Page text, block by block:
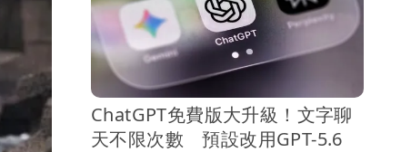
ChatGPT免費版大升級！文字聊
天不限次數 預設改用GPT-5.6